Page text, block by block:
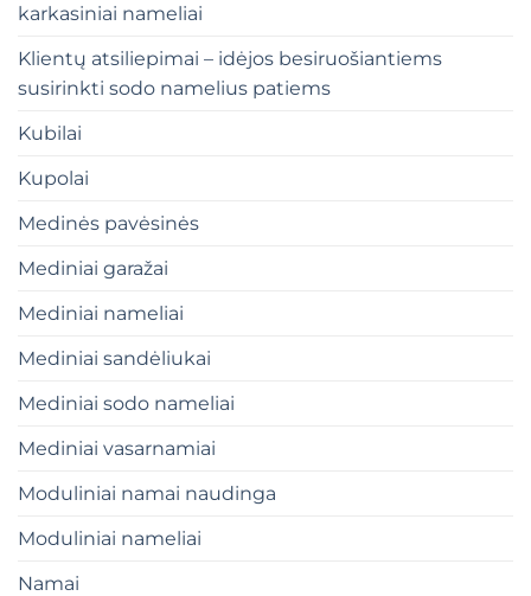
karkasiniai nameliai
Klientų atsiliepimai – idėjos besiruošiantiems
susirinkti sodo namelius patiems
Kubilai
Kupolai
Medinės pavėsinės
Mediniai garažai
Mediniai nameliai
Mediniai sandėliukai
Mediniai sodo nameliai
Mediniai vasarnamiai
Moduliniai namai naudinga
Moduliniai nameliai
Namai